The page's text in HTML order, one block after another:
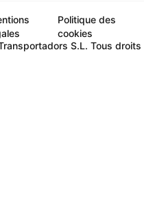
S.L. Tous droits
Politique des
cookies